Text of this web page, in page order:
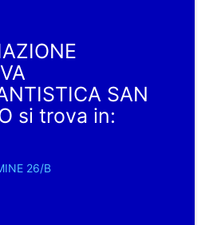
SAN
si trova in:
26/B